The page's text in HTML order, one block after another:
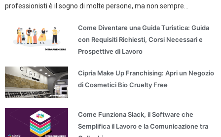
professionisti è il sogno di molte persone, ma non sempre...
Come Diventare una Guida Turistica: Guida
con Requisiti Richiesti, Corsi Necessari e
Prospettive di Lavoro
Cipria Make Up Franchising: Apri un Negozio
di Cosmetici Bio Cruelty Free
Come Funziona Slack, il Software che
Semplifica il Lavoro e la Comunicazione tra